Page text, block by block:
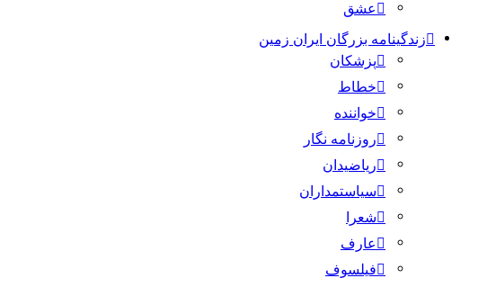
عشق
زندگینامه بزرگان ایران زمین
پزشکان
خطاط
خواننده
روزنامه نگار
ریاضیدان
سیاستمداران
شعرا
عارف
فیلسوف